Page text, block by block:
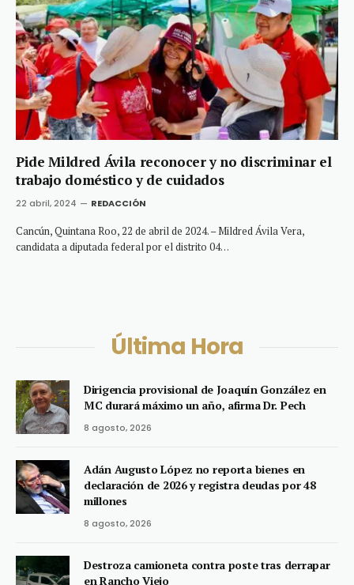
Pide Mildred Ávila reconocer y no discriminar el
trabajo doméstico y de cuidados
22 abril, 2024 REDACCIÓN
Cancún, Quintana Roo, 22 de abril de 2024. – Mildred Ávila Vera,
candidata a diputada federal por el distrito 04…
Última Hora
Dirigencia provisional de Joaquín González en
MC durará máximo un año, afirma Dr. Pech
8 agosto, 2026
Adán Augusto López no reporta bienes en
declaración de 2026 y registra deudas por 48
millones
8 agosto, 2026
Destroza camioneta contra poste tras derrapar
en Rancho Viejo